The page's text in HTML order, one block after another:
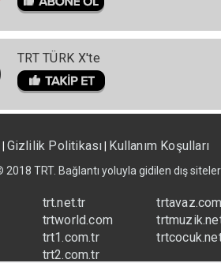
TRT TÜRK X'te
Gizlilik Politikası Kullanım Koşulları
© 2018 TRT. Bağlantı yoluyla gidilen dış
trt.net.tr
trtworld.com
trt1.com.tr
trt2.com.tr